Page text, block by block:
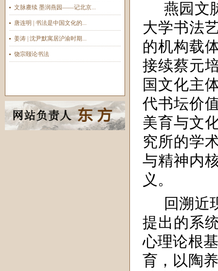
文脉赓续 墨润燕园——记北京...
唐连明 | 书法是中国文化的...
姜涛 | 沈尹默寓居沪渝时期...
饶宗颐论书法
燕园文
大学书法
的机构载
接续蔡元
国文化主
代书坛价
美育与文
究所的学
与精神内
义。
回溯近
提出的系
心理论根
育，以陶